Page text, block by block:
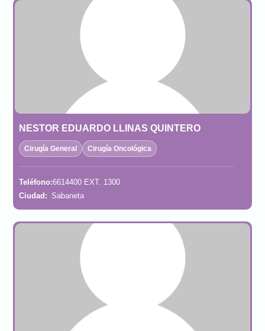
NESTOR EDUARDO LLINAS QUINTERO
Cirugía General Cirugía Oncológica
Teléfono:6614400 EXT. 1300
Ciudad: Sabaneta